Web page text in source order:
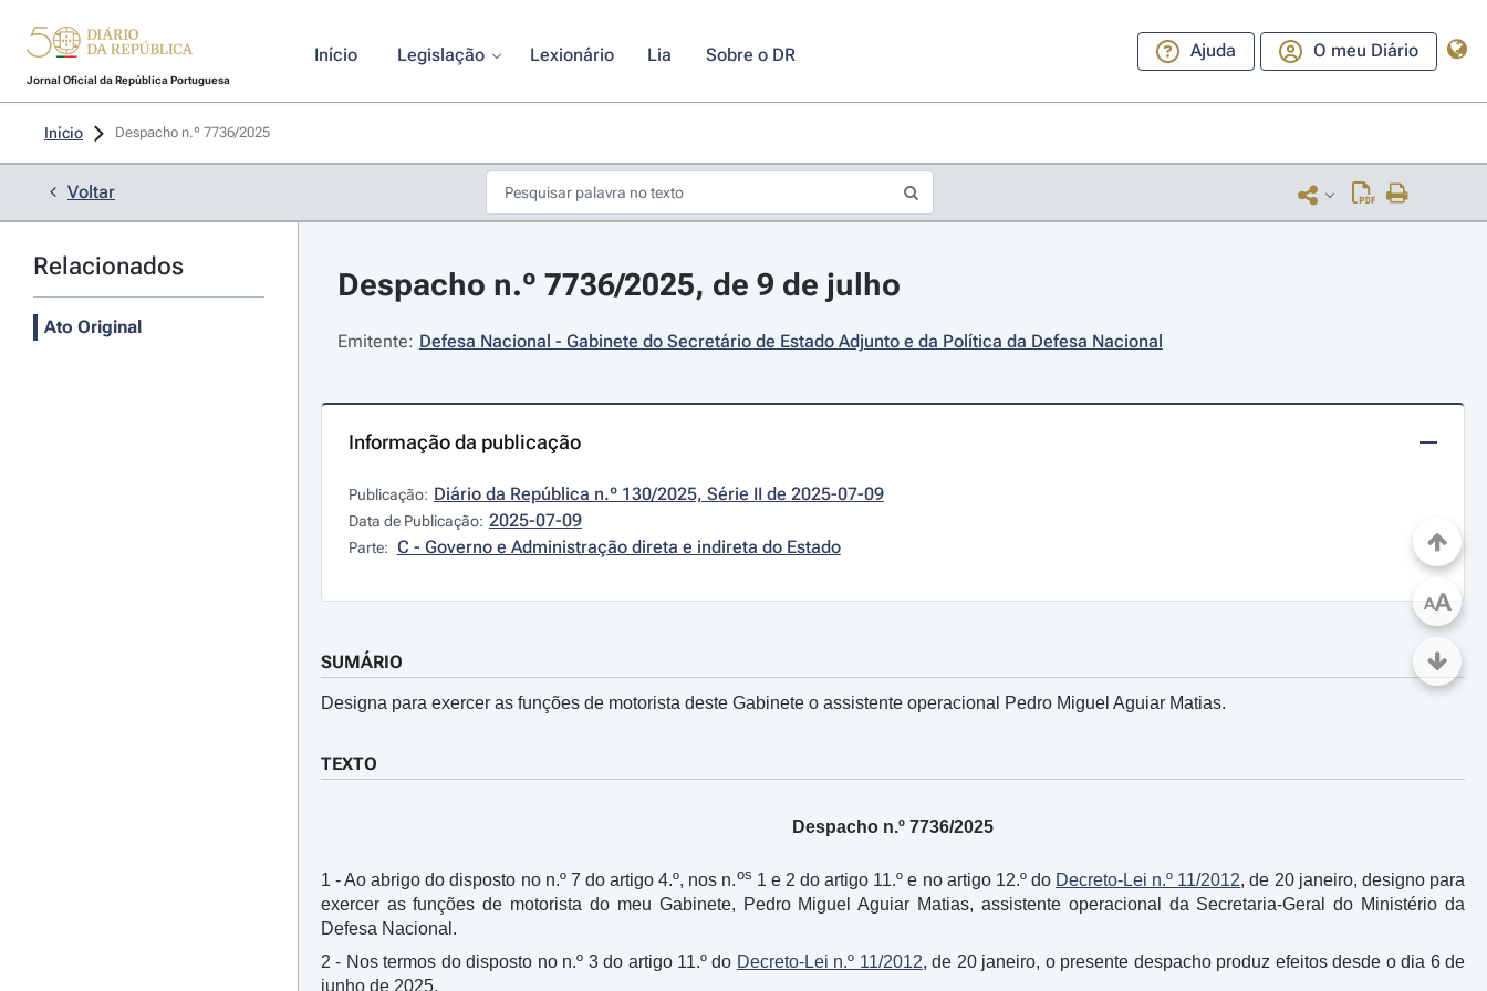
Jornal Oficial da República Portuguesa
Início Legislação Lexionário Lia Sobre o DR Ajuda O meu Diário
Início Despacho n.º 7736/2025
Voltar
Relacionados
Ato Original
Despacho n.º 7736/2025, de 9 de julho
Emitente: Defesa Nacional - Gabinete do Secretário de Estado Adjunto e da Política da Defesa Nacional
Informação da publicação
Publicação: Diário da República n.º 130/2025, Série II de 2025-07-09
Data de Publicação: 2025-07-09
Parte: C - Governo e Administração direta e indireta do Estado
SUMÁRIO
Designa para exercer as funções de motorista deste Gabinete o assistente operacional Pedro Miguel Aguiar Matias.
TEXTO
Despacho n.º 7736/2025
1 - Ao abrigo do disposto no n.º 7 do artigo 4.º, nos n.os 1 e 2 do artigo 11.º e no artigo 12.º do Decreto-Lei n.º 11/2012, de 20 janeiro, designo para
exercer as funções de motorista do meu Gabinete, Pedro Miguel Aguiar Matias, assistente operacional da Secretaria-Geral do Ministério da
Defesa Nacional.
2 - Nos termos do disposto no n.º 3 do artigo 11.º do Decreto-Lei n.º 11/2012, de 20 janeiro, o presente despacho produz efeitos desde o dia 6 de
junho de 2025.
AA